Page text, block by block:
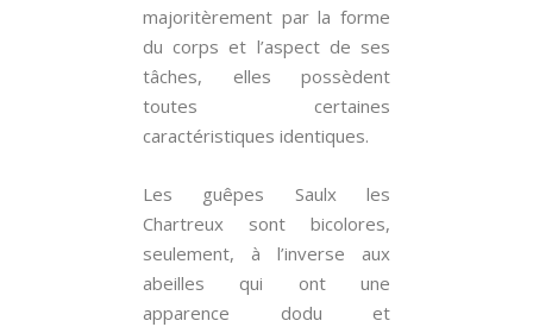
majoritèrement par la forme
du corps et l’aspect de ses
tâches, elles possèdent
toutes certaines
caractéristiques identiques.
Les guêpes Saulx les
Chartreux sont bicolores,
seulement, à l’inverse aux
abeilles qui ont une
apparence dodu et